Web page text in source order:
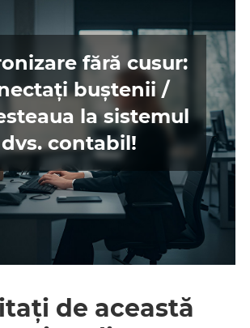
fără cusur:
buștenii /
la sistemul
dvs. contabil!
de această